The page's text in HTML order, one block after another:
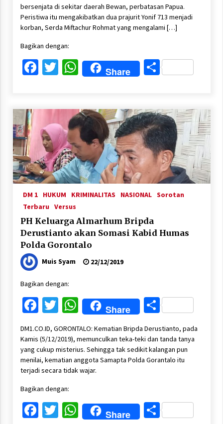
bersenjata di sekitar daerah Bewan, perbatasan Papua.
Peristiwa itu mengakibatkan dua prajurit Yonif 713 menjadi
korban, Serda Miftachur Rohmat yang mengalami […]
Bagikan dengan:
Facebook
Twitter
WhatsApp
Share Share
DM 1 HUKUM KRIMINALITAS NASIONAL Sorotan
Terbaru Versus
PH Keluarga Almarhum Bripda
Derustianto akan Somasi Kabid Humas
Polda Gorontalo
Muis Syam 22/12/2019
Bagikan dengan:
Facebook
Twitter
WhatsApp
Share Share
DM1.CO.ID, GORONTALO: Kematian Bripda Derustianto, pada
Kamis (5/12/2019), memunculkan teka-teki dan tanda tanya
yang cukup misterius. Sehingga tak sedikit kalangan pun
menilai, kematian anggota Samapta Polda Gorantalo itu
terjadi secara tidak wajar.
Bagikan dengan:
Facebook
Twitter
WhatsApp
Share Share